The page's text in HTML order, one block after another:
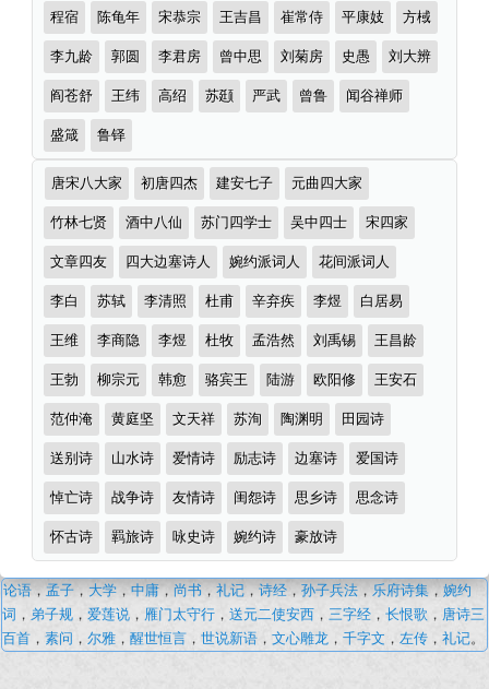
程宿 陈龟年 宋恭宗 王吉昌 崔常侍 平康妓 方棫
李九龄 郭圆 李君房 曾中思 刘菊房 史愚 刘大辨
阎苍舒 王纬 高绍 苏颋 严武 曾鲁 闻谷禅师
盛箴 鲁铎
诗
词
分
类
唐宋八大家 初唐四杰 建安七子 元曲四大家
竹林七贤 酒中八仙 苏门四学士 吴中四士 宋四家
文章四友 四大边塞诗人 婉约派词人 花间派词人
李白 苏轼 李清照 杜甫 辛弃疾 李煜 白居易
王维 李商隐 李煜 杜牧 孟浩然 刘禹锡 王昌龄
王勃 柳宗元 韩愈 骆宾王 陆游 欧阳修 王安石
范仲淹 黄庭坚 文天祥 苏洵 陶渊明 田园诗
送别诗 山水诗 爱情诗 励志诗 边塞诗 爱国诗
悼亡诗 战争诗 友情诗 闺怨诗 思乡诗 思念诗
怀古诗 羁旅诗 咏史诗 婉约诗 豪放诗
杜
龙
沙
论语 ，孟子，大学 ，中庸，尚书 ，礼记 ，诗经 ，孙子兵法， 乐府诗集 ，婉约
词 ， 弟子规 ，爱莲说 ， 雁门太守行 ，送元二使安西 ，三字经 ，长恨歌 ， 唐诗三
百首 ，素问 ，尔雅 ，醒世恒言 ，世说新语 ，文心雕龙 ，千字文 ，左传 ，礼记。